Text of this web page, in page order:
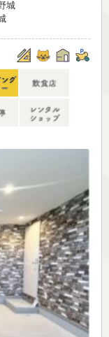
城